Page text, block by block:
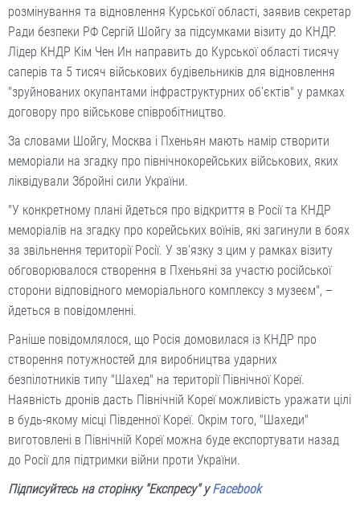
розмінування та відновлення Курської області, заявив секретар
Ради безпеки РФ Сергій Шойгу за підсумками візиту до КНДР.
Лідер КНДР Кім Чен Ин направить до Курської області тисячу
саперів та 5 тисяч військових будівельників для відновлення
"зруйнованих окупантами інфраструктурних об'єктів" у рамках
договору про військове співробітництво.
За словами Шойгу, Москва і Пхеньян мають намір створити
меморіали на згадку про північнокорейських військових, яких
ліквідували Збройні сили України.
"У конкретному плані йдеться про відкриття в Росії та КНДР
меморіалів на згадку про корейських воїнів, які загинули в боях
за звільнення території Росії. У зв'язку з цим у рамках візиту
обговорювалося створення в Пхеньяні за участю російської
сторони відповідного меморіального комплексу з музеєм", –
йдеться в повідомленні.
Раніше повідомлялося, що Росія домовилася із КНДР про
створення потужностей для виробництва ударних
безпілотників типу "Шахед" на території Північної Кореї.
Наявність дронів дасть Північній Кореї можливість уражати цілі
в будь-якому місці Південної Кореї. Окрім того, "Шахеди"
виготовлені в Північній Кореї можна буде експортувати назад
до Росії для підтримки війни проти України.
Підписуйтесь на сторінку "Експресу" уFacebook